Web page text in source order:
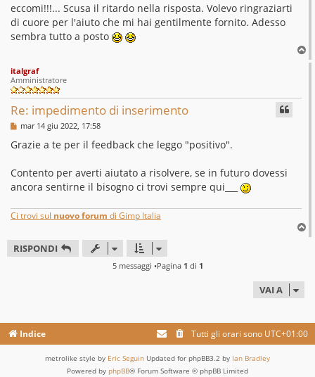
s
s
a
g
g
eccomi!!!... Scusa il ritardo nella risposta. Volevo ringraziarti
di cuore per l'aiuto che mi hai gentilmente fornito. Adesso
sembra tutto a posto
o
italgraf
Amministratore
Re: impedimento di inserimento
M
s
g
g
i
mar 14 giu 2022, 17:58
Grazie a te per il feedback che leggo "positivo".
Contento per averti aiutato a risolvere, se in futuro dovessi
ancora sentirne il bisogno ci trovi sempre qui___
Ci trovi sul nuovo forum di Gimp Italia
o
RISPONDI
5 messaggi •Pagina 1 di 1
VAI A
Indice Tutti gli orari sono UTC+01:00
metrolike style by Eric Seguin Updated for phpBB3.2 by Ian Bradley
Powered by phpBB® Forum Software © phpBB Limited